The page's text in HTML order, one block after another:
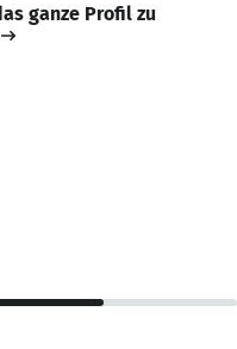
ganze Profil zu